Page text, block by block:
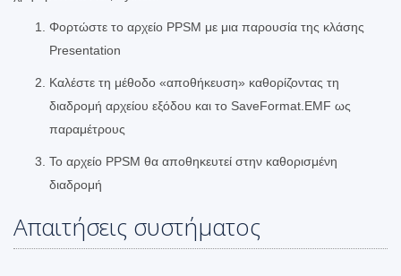
Φορτώστε το αρχείο PPSM με μια παρουσία της κλάσης
Presentation
Καλέστε τη μέθοδο «αποθήκευση» καθορίζοντας τη
διαδρομή αρχείου εξόδου και το SaveFormat.EMF ως
παραμέτρους
Το αρχείο PPSM θα αποθηκευτεί στην καθορισμένη
διαδρομή
Απαιτήσεις συστήματος